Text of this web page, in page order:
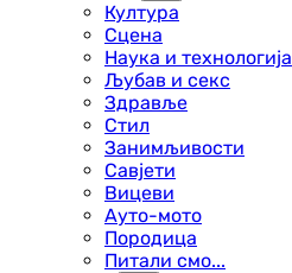
Култура
Сцена
Наука и технологија
Љубав и секс
Здравље
Стил
Занимљивости
Савјети
Вицеви
Ауто-мото
Породица
Питали смо...